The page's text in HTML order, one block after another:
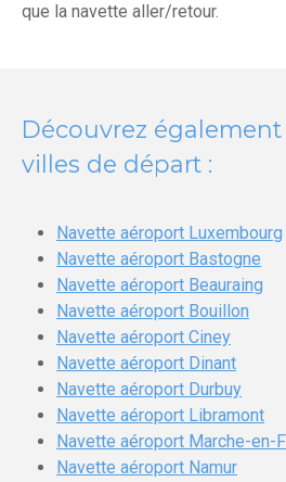
que la navette aller/retour.
Découvrez
villes de départ :
Navette aéroport Luxembourg
Navette aéroport Bastogne
Navette aéroport Beauraing
Navette aéroport Bouillon
Navette aéroport Ciney
Navette aéroport Dinant
Navette aéroport Durbuy
Navette aéroport Libramont
Navette aéroport Marche-en-
Navette aéroport Namur